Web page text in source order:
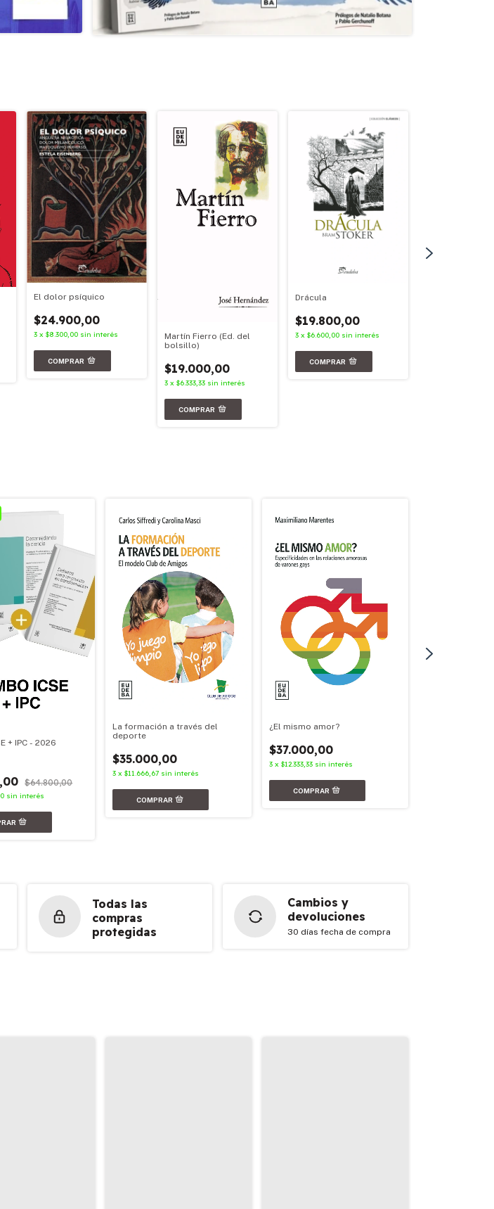
El dolor psíquico
$24.900,00
3 x $8.300,00 sin interés
Martín Fierro (Ed. del
bolsillo)
$19.000,00
3 x $6.333,33 sin interés
Drácula
$19.800,00
3 x $6.600,00 sin interés
+ IPC - 2026
$64.800,00
sin interés
La formación a través del
deporte
$35.000,00
3 x $11.666,67 sin interés
¿El mismo amor?
$37.000,00
3 x $12.333,33 sin interés
Todas las
compras
protegidas
Cambios y
devoluciones
30 días fecha de compra